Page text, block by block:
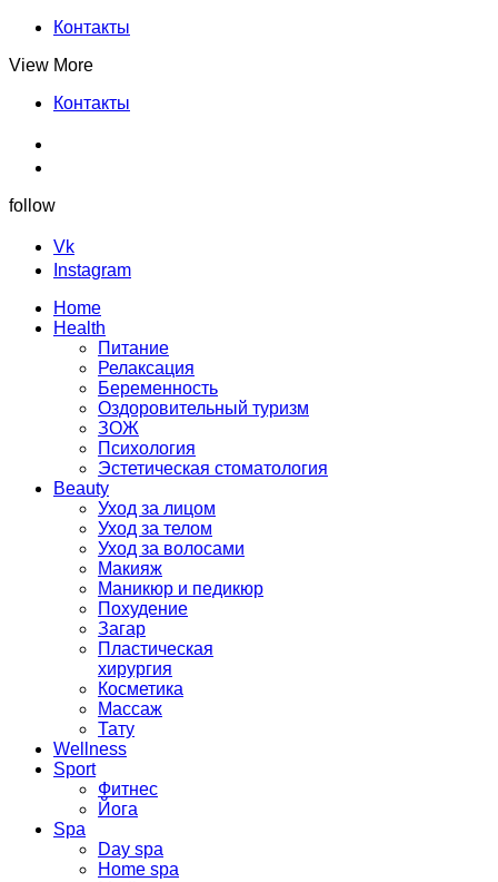
Контакты
View More
Контакты
follow
Vk
Instagram
Home
Health
Питание
Релаксация
Беременность
Оздоровительный туризм
ЗОЖ
Психология
Эстетическая стоматология
Beauty
Уход за лицом
Уход за телом
Уход за волосами
Макияж
Маникюр и педикюр
Похудение
Загар
Пластическая
хирургия
Косметика
Массаж
Тату
Wellness
Sport
Фитнес
Йога
Spa
Day spa
Home spa